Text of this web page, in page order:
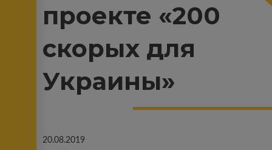
проекте «200
скорых для
Украины»
20.08.2019